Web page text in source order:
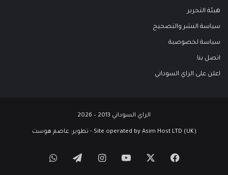
هيئة التحرير
سياسة النشر والتصحيح
سياسة لخصوصية
اتصل بنا
اعلن على الراي السوداني
الراي السوداني 2013 – 2026
Site operated by Asim Host LTD (UK) - تطوير: عاصم هوست
فيسبوك ‫YouTubeانستقرامتيلقرامواتساب